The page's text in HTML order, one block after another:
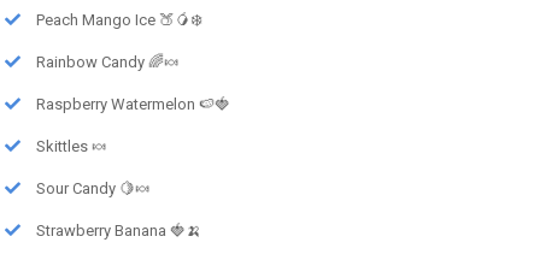
Peach Mango Ice 🍑🥭❄️
Rainbow Candy 🌈🍬
Raspberry Watermelon 🍉🍓
Skittles 🍬
Sour Candy 🍋🍬
Strawberry Banana 🍓🍌